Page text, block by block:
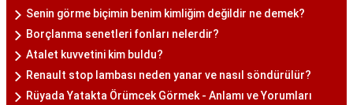
Senin görme biçimin benim kimliğim değildir ne demek?
Borçlanma senetleri fonları nelerdir?
Atalet kuvvetini kim buldu?
Renault stop lambası neden yanar ve nasıl söndürülür?
Rüyada Yatakta Örümcek Görmek - Anlamı ve Yorumları